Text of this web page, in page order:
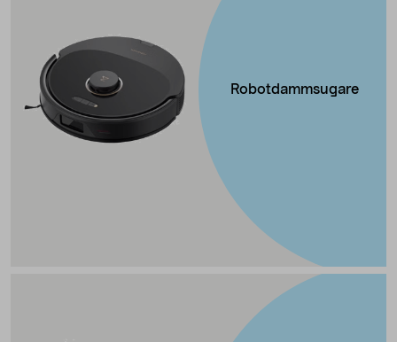
Robotdammsugare